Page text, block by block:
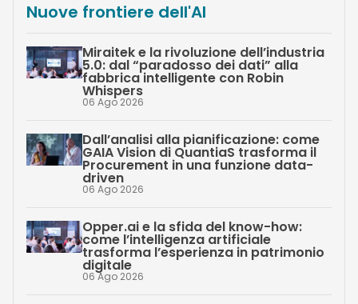
Nuove frontiere dell'AI
Miraitek e la rivoluzione dell’industria
5.0: dal “paradosso dei dati” alla
fabbrica intelligente con Robin
Whispers
06 Ago 2026
Dall’analisi alla pianificazione: come
GAIA Vision di QuantiaS trasforma il
Procurement in una funzione data-
driven
06 Ago 2026
Opper.ai e la sfida del know-how:
come l’intelligenza artificiale
trasforma l’esperienza in patrimonio
digitale
06 Ago 2026